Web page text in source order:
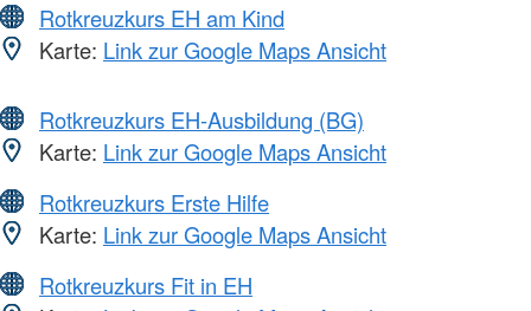
Rotkreuzkurs EH am Kind
Karte: Link zur Google Maps Ansicht
Rotkreuzkurs EH-Ausbildung (BG)
Karte: Link zur Google Maps Ansicht
Rotkreuzkurs Erste Hilfe
Karte: Link zur Google Maps Ansicht
Rotkreuzkurs Fit in EH